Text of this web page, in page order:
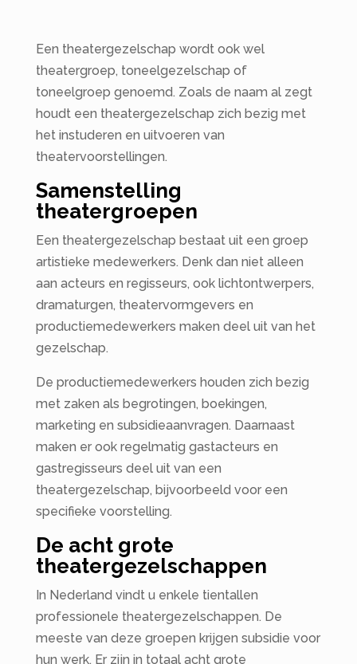
Een theatergezelschap wordt ook wel
theatergroep, toneelgezelschap of
toneelgroep genoemd. Zoals de naam al zegt
houdt een theatergezelschap zich bezig met
het instuderen en uitvoeren van
theatervoorstellingen.
Samenstelling
theatergroepen
Een theatergezelschap bestaat uit een groep
artistieke medewerkers. Denk dan niet alleen
aan acteurs en regisseurs, ook lichtontwerpers,
dramaturgen, theatervormgevers en
productiemedewerkers maken deel uit van het
gezelschap.
De productiemedewerkers houden zich bezig
met zaken als begrotingen, boekingen,
marketing en subsidieaanvragen. Daarnaast
maken er ook regelmatig gastacteurs en
gastregisseurs deel uit van een
theatergezelschap, bijvoorbeeld voor een
specifieke voorstelling.
De acht grote
theatergezelschappen
In Nederland vindt u enkele tientallen
professionele theatergezelschappen. De
meeste van deze groepen krijgen subsidie voor
hun werk. Er zijn in totaal acht grote